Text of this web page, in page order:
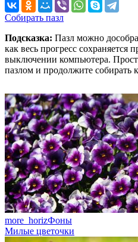
Собирать пазл
Подсказка: Пазл можно
как весь прогресс сохраняется
выключении компьютера.
пазлом и продолжите собирать
more_horizФоны
Милые цветочки